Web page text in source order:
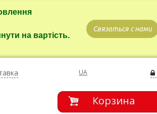
на вартість.
Связаться с нами
UA
Корзина